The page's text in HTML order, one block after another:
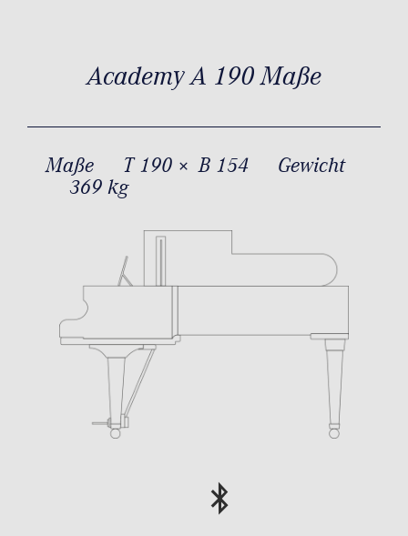
Academy A 190 Maße
Maße T 190 × B 154
Gewicht
369 kg